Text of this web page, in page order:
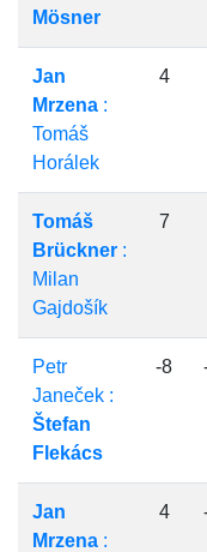
Mösner
Jan
Mrzena :
Tomáš
Horálek
4
Tomáš
Brückner :
Milan
Gajdošík
7
Petr
Janeček :
Štefan
Flekács
-8
Jan
Mrzena :
4